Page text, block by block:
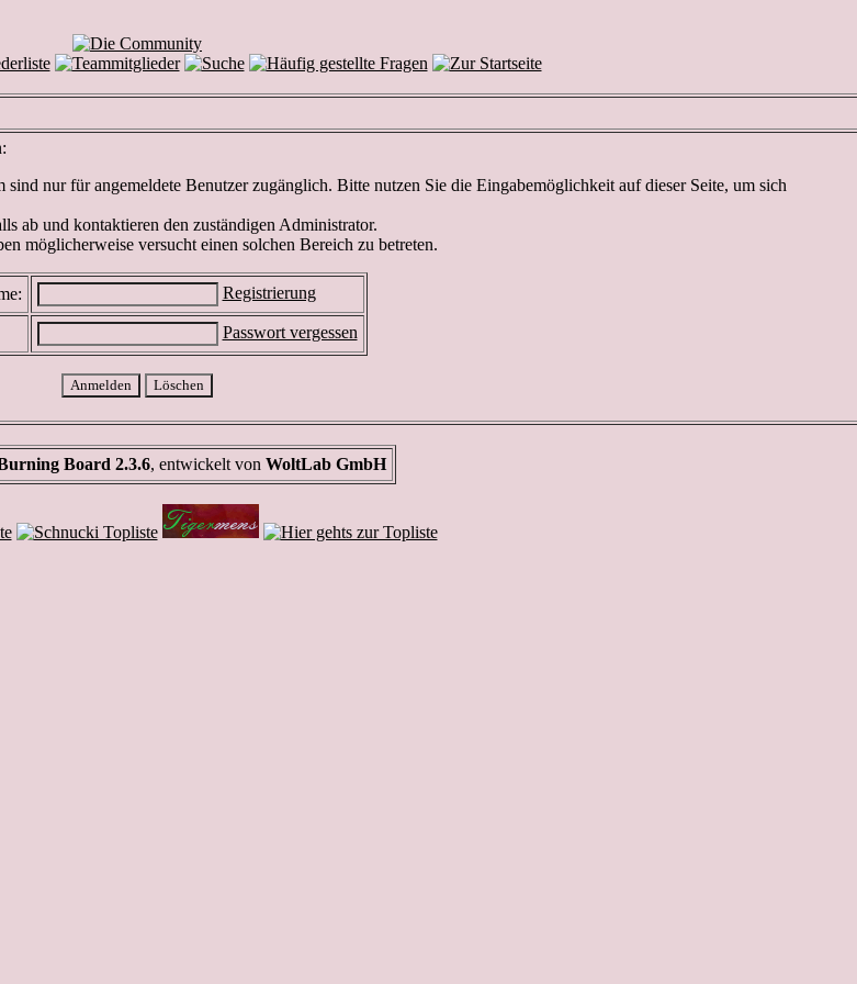
nur für angemeldete Benutzer zugänglich. Bitte nutzen Sie die Eingabemöglichkeit auf dieser Seite, um sich
ab und kontaktieren den zuständigen Administrator.
möglicherweise versucht einen solchen Bereich zu betreten.
Registrierung
Passwort vergessen
Board 2.3.6, entwickelt von WoltLab GmbH